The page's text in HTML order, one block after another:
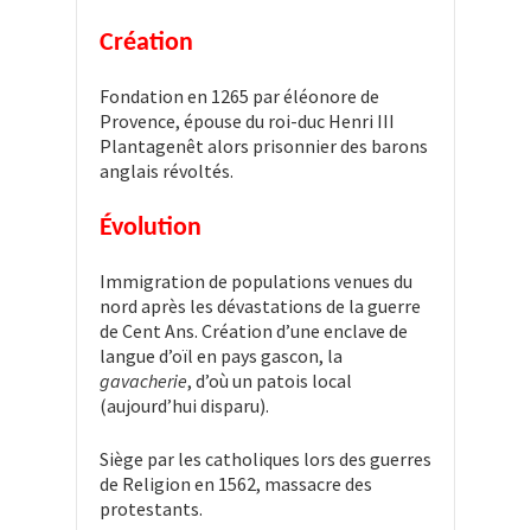
Création
Fondation en 1265 par éléonore de
Provence, épouse du roi-duc Henri III
Plantagenêt alors prisonnier des barons
anglais révoltés.
Évolution
Immigration de populations venues du
nord après les dévastations de la guerre
de Cent Ans. Création d’une enclave de
langue d’oïl en pays gascon, la
gavacherie, d’où un patois local
(aujourd’hui disparu).
Siège par les catholiques lors des guerres
de Religion en 1562, massacre des
protestants.